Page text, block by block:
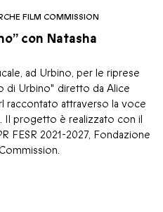
FILM COMMISSION
con Natasha
ad Urbino, per le riprese
di Urbino" diretto da Alice
raccontato attraverso la voce
Il progetto è realizzato con il
FESR 2021-2027, Fondazione